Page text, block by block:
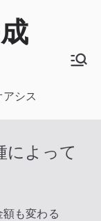
シス
によって
も変わる